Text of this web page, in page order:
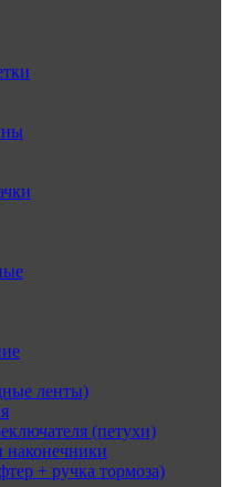
ленты)
(петухи)
наконечники
+ ручка тормоза)